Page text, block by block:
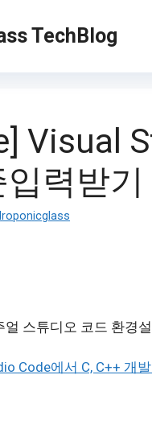
TechBlog
Visual
력받기
얼 스튜디오 코드 환경
Code에서 C, C++ 개